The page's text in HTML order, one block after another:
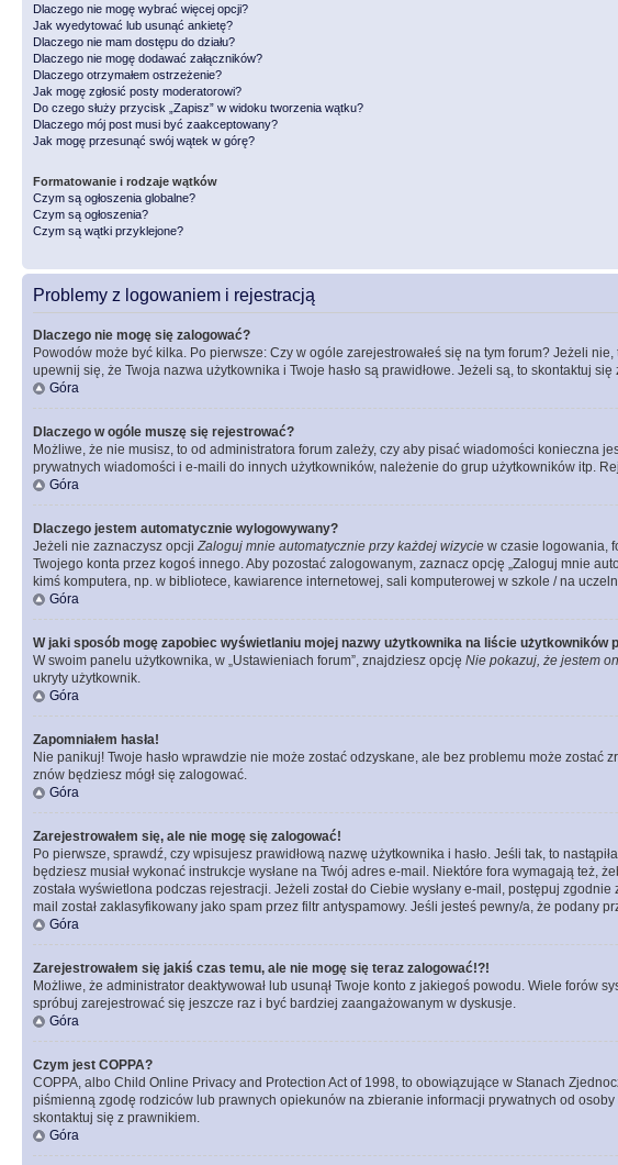
Dlaczego nie mogę wybrać więcej opcji?
Jak wyedytować lub usunąć ankietę?
Dlaczego nie mam dostępu do działu?
Dlaczego nie mogę dodawać załączników?
Dlaczego otrzymałem ostrzeżenie?
Jak mogę zgłosić posty moderatorowi?
Do czego służy przycisk „Zapisz” w widoku tworzenia wątku?
Dlaczego mój post musi być zaakceptowany?
Jak mogę przesunąć swój wątek w górę?
Formatowanie i rodzaje wątków
Czym są ogłoszenia globalne?
Czym są ogłoszenia?
Czym są wątki przyklejone?
Problemy z logowaniem i rejestracją
Dlaczego nie mogę się zalogować?
Powodów może być kilka. Po pierwsze: Czy w ogóle zarejestrowałeś się na tym forum? Jeżeli
upewnij się, że Twoja nazwa użytkownika i Twoje hasło są prawidłowe. Jeżeli są, to skontaktuj
Góra
Dlaczego w ogóle muszę się rejestrować?
Możliwe, że nie musisz, to od administratora forum zależy, czy aby pisać wiadomości konieczna
prywatnych wiadomości i e-maili do innych użytkowników, należenie do grup użytkowników itp.
Góra
Dlaczego jestem automatycznie wylogowywany?
Jeżeli nie zaznaczysz opcjiZaloguj mnie automatycznie przy każdej wizycie w czasie logowania,
Twojego konta przez kogoś innego. Aby pozostać zalogowanym, zaznacz opcję „Zaloguj mnie
kimś komputera, np. w bibliotece, kawiarence internetowej, sali komputerowej w szkole / na
Góra
W jaki sposób mogę zapobiec wyświetlaniu mojej nazwy użytkownika na liście użytkowników
W swoim panelu użytkownika, w „Ustawieniach forum”, znajdziesz opcję Nie pokazuj, że jestem
ukryty użytkownik.
Góra
Zapomniałem hasła!
Nie panikuj! Twoje hasło wprawdzie nie może zostać odzyskane, ale bez problemu może
znów będziesz mógł się zalogować.
Góra
Zarejestrowałem się, ale nie mogę się zalogować!
Po pierwsze, sprawdź, czy wpisujesz prawidłową nazwę użytkownika i hasło. Jeśli tak, to
będziesz musiał wykonać instrukcje wysłane na Twój adres e-mail. Niektóre fora wymagają też,
została wyświetlona podczas rejestracji. Jeżeli został do Ciebie wysłany e-mail, postępuj
mail został zaklasyfikowany jako spam przez filtr antyspamowy. Jeśli jesteś pewny/a, że podany
Góra
Zarejestrowałem się jakiś czas temu, ale nie mogę się teraz zalogować!?!
Możliwe, że administrator deaktywował lub usunął Twoje konto z jakiegoś powodu. Wiele forów
spróbuj zarejestrować się jeszcze raz i być bardziej zaangażowanym w dyskusje.
Góra
Czym jest COPPA?
COPPA, albo Child Online Privacy and Protection Act of 1998, to obowiązujące w Stanach
piśmienną zgodę rodziców lub prawnych opiekunów na zbieranie informacji prywatnych od
skontaktuj się z prawnikiem.
Góra